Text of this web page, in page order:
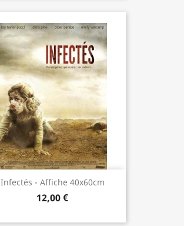
Infectés - Affiche 40x60cm
12,00 €